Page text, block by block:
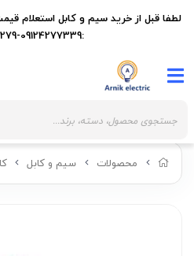
محصولات سیم و کابل
لطفا قبل از خرید سیم و کابل استعلام
:09124277339-02155356279